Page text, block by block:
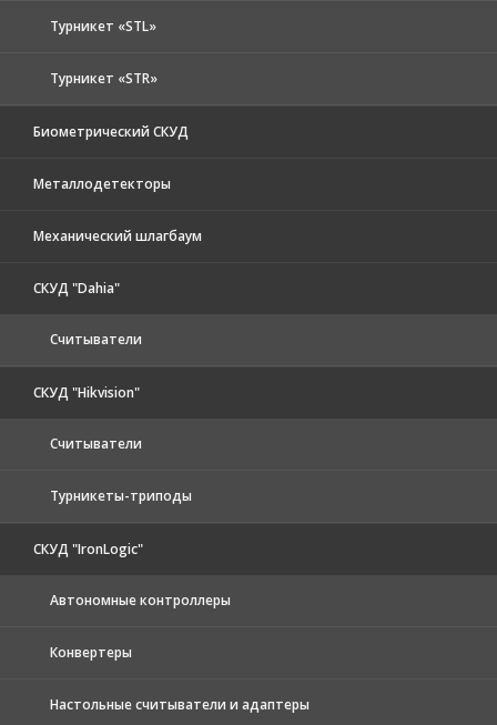
Турникет «STL»
Турникет «STR»
Биометрический СКУД
Металлодетекторы
Механический шлагбаум
СКУД "Dahia"
Считыватели
СКУД "Hikvision"
Считыватели
Турникеты-триподы
СКУД "IronLogic"
Автономные контроллеры
Конвертеры
Настольные считыватели и адаптеры